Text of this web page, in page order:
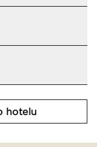
hotelu